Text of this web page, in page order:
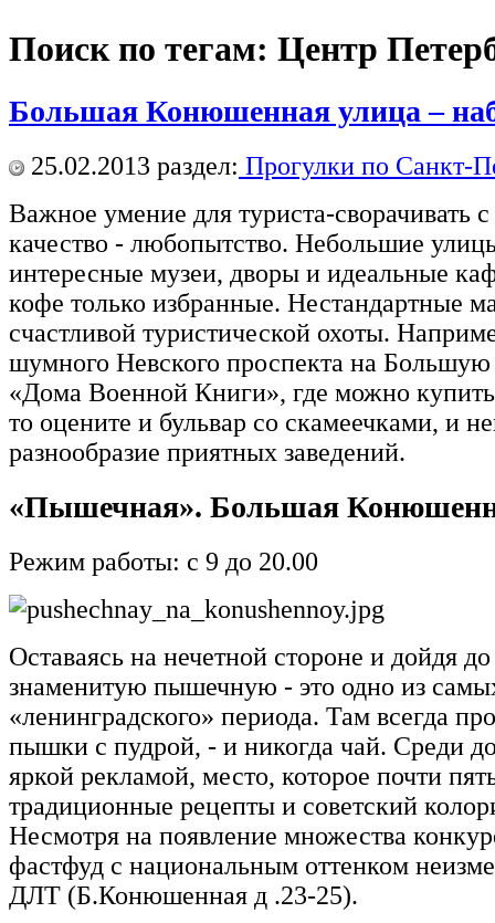
Поиск по тегам: Центр
Большая Конюшенная улица –
25.02.2013 раздел: Прогулки по Санкт-
Важное умение для туриста-сворачивать
качество - любопытство. Небольшие
интересные музеи, дворы и идеальные
кофе только избранные. Нестандартные
счастливой туристической охоты.
шумного Невского проспекта на
«Дома Военной Книги», где можно
то оцените и бульвар со скамеечками, и
разнообразие приятных заведений.
«Пышечная». Большая
Режим работы: с 9 до 20.00
Оставаясь на нечетной стороне и дойдя
знаменитую пышечную - это одно из
«ленинградского» периода. Там всегда
пышки с пудрой, - и никогда чай. Среди
яркой рекламой, место, которое почти
традиционные рецепты и советский
Несмотря на появление множества
фастфуд с национальным оттенком
ДЛТ (Б.Конюшенная д .23-25).